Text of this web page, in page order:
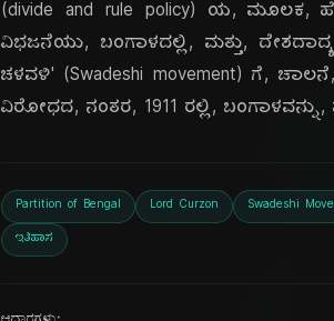
(divide and rule policy) ಯ, ಮೂಲಕ,
ವಿಭಜನೆಯು, ಬಂಗಾಳದಲ್ಲಿ, ಮತ್ತು,
ಚಳವಳಿ' (Swadeshi movement) ಗೆ,
ವಿರೋಧದ, ನಂತರ, 1911 ರಲ್ಲಿ,
Partition of Bengal Lord Curzon Swadeshi
ಇತಿಹಾಸ